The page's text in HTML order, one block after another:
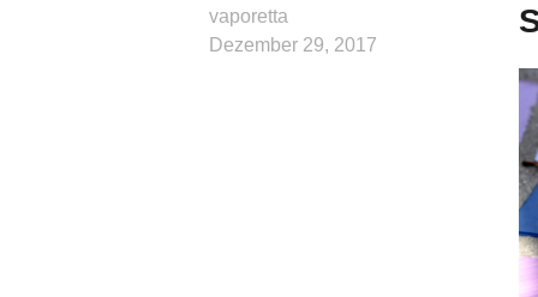
vaporetta
Dezember 29, 2017